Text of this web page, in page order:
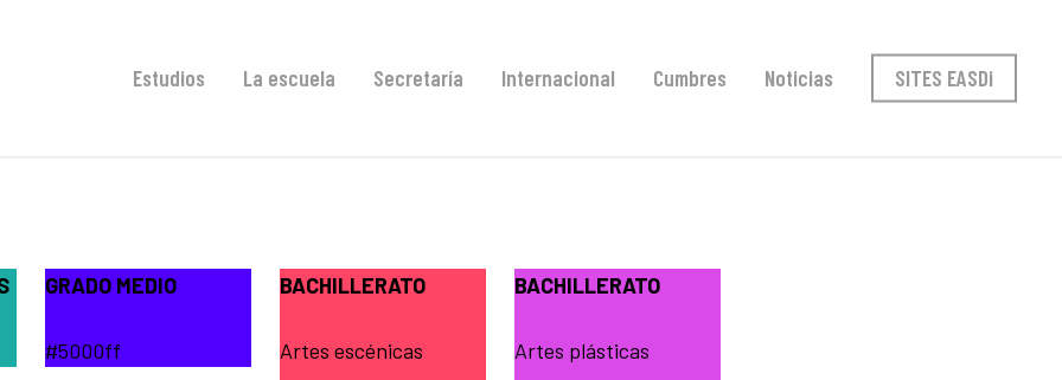
Estudios La escuela Secretaría Internacional Cumbres Noticias SITES EASDi
GRADO MEDIO
#5000ff
BACHILLERATO
Artes escénicas
BACHILLERATO
Artes plásticas